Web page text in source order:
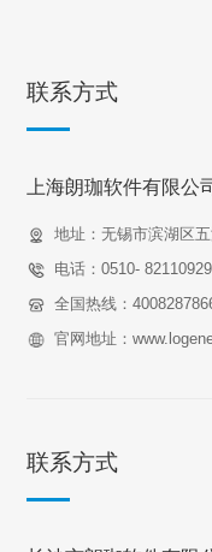
联系方式
上海朗珈软件有限公
地址：无锡市滨湖区
电话：0510-
全国热线：
官网地址：
联系方式